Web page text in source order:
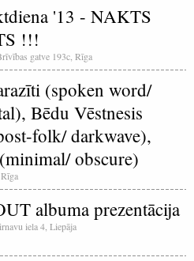
'13 - NAKTS
!!!
gatve 193c, Rīga
(spoken word/
Bēdu Vēstnesis
folk/ darkwave),
obscure)
albuma prezentācija
iela 4, Liepāja